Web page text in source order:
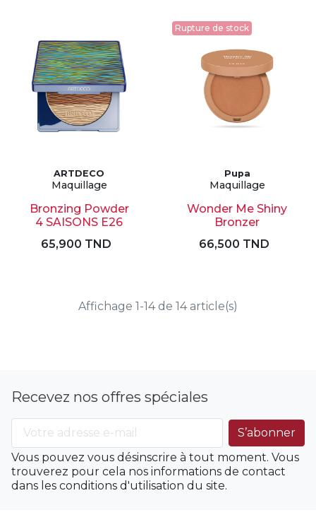
ARTDECO
Maquillage
Bronzing Powder
4 SAISONS E26
65,900 TND
Rupture de stock
Pupa
Maquillage
Wonder Me Shiny
Bronzer
66,500 TND
Affichage 1-14 de 14 article(s)
Recevez nos offres spéciales
Vous pouvez vous désinscrire à tout moment. Vous
trouverez pour cela nos informations de contact
dans les conditions d'utilisation du site.